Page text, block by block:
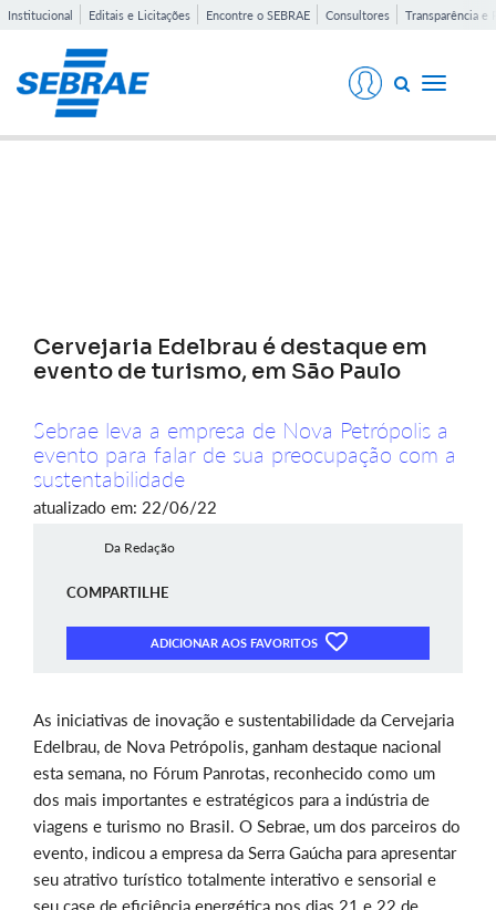
Institucional Editais e Licitações Encontre o SEBRAE Consultores Transparência e
Toggle
Cervejaria Edelbrau é destaque em
evento de turismo, em São Paulo
Sebrae leva a empresa de Nova Petrópolis a
evento para falar de sua preocupação com a
sustentabilidade
atualizado em: 22/06/22
Da Redação
COMPARTILHE
ADICIONAR AOS FAVORITOS
As iniciativas de inovação e sustentabilidade da Cervejaria
Edelbrau, de Nova Petrópolis, ganham destaque nacional
esta semana, no Fórum Panrotas, reconhecido como um
dos mais importantes e estratégicos para a indústria de
viagens e turismo no Brasil. O Sebrae, um dos parceiros do
evento, indicou a empresa da Serra Gaúcha para apresentar
seu atrativo turístico totalmente interativo e sensorial e
seu case de eficiência energética nos dias 21 e 22 de